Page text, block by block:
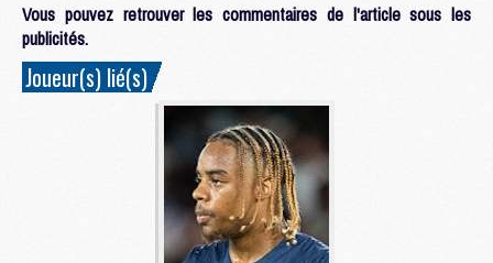
Vous pouvez retrouver les commentaires de l'article sous les
publicités.
Joueur(s) lié(s)